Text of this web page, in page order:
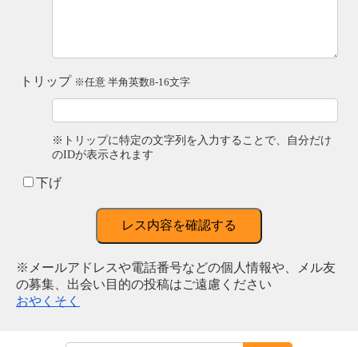
トリップ ※任意 半角英数8-16文字
※トリップに特定の文字列を入力することで、自分だけ
のIDが表示されます
下げ
レス内容を確認する
※メールアドレスや電話番号などの個人情報や、メル友
の募集、出会い目的の投稿はご遠慮ください
おやくそく